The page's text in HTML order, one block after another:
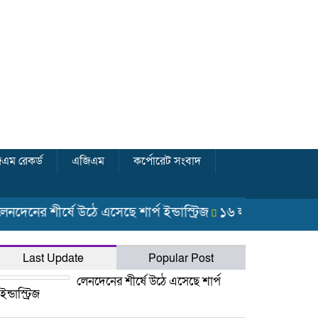
রেকর্ড এজিএম কর্পোরেট সংবাদ
শীর্ষে উঠে এসেছে শার্প ইন্ডাস্ট্রিজ ১৬ লাখ শেয়ার
Last Update Popular Post
লেনদেনের শীর্ষে উঠে এসেছে শার্প
ইন্ডাস্ট্রিজ